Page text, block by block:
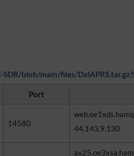
blob/main/files/
Port
14580
44.143.9.130